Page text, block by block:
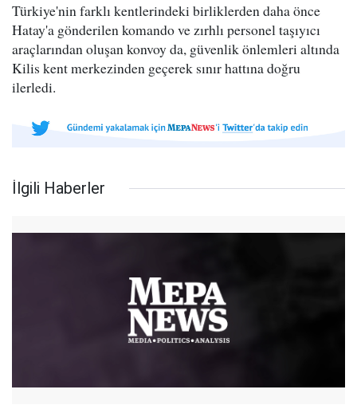
Türkiye'nin farklı kentlerindeki birliklerden daha önce
Hatay'a gönderilen komando ve zırhlı personel taşıyıcı
araçlarından oluşan konvoy da, güvenlik önlemleri altında
Kilis kent merkezinden geçerek sınır hattına doğru
ilerledi.
İlgili Haberler